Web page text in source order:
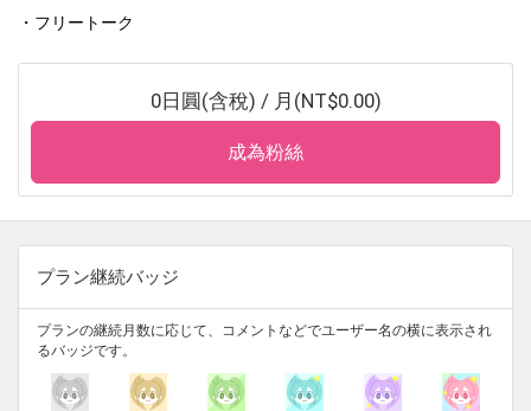
・フリートーク
0日圓(含稅) / 月(NT$0.00)
成為粉絲
プラン継続バッジ
プランの継続月数に応じて、コメントなどでユーザー名の横に表示され
るバッジです。